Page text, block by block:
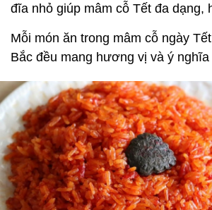
đĩa nhỏ giúp mâm cỗ Tết đa dạng,
Mỗi món ăn trong mâm cỗ ngày
Bắc đều mang hương vị và ý nghĩa